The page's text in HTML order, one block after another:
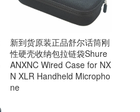
新到货原装正品舒尔话筒刚
性硬壳收纳包拉链袋Shure
ANXNC Wired Case for NX
N XLR Handheld Micropho
ne